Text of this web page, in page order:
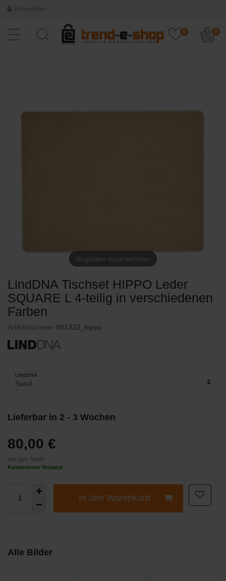
0 0
Vergrößern durch berühren
LindDNA Tischset HIPPO Leder
SQUARE L 4-teilig in verschiedenen
Farben
Artikelnummer 981322_hippo
LINDDNA
Lieferbar in 2 - 3 Wochen
80,00 €
inkl. ges. MwSt
Kostenloser Versand
In den Warenkorb
Alle Bilder